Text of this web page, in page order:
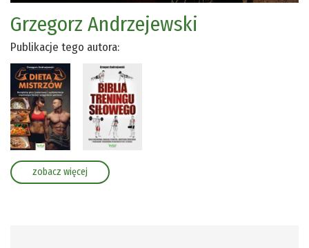
Grzegorz Andrzejewski
Publikacje tego autora:
zobacz więcej